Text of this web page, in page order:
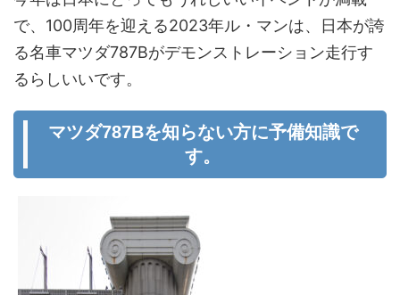
で、100周年を迎える2023年ル・マンは、日本が誇
る名車マツダ787Bがデモンストレーション走行す
るらしいいです。
マツダ787Bを知らない方に予備知識で
す。